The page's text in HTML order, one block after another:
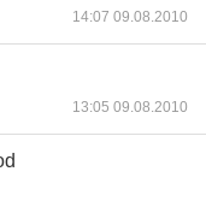
14:07 09.08.2010
13:05 09.08.2010